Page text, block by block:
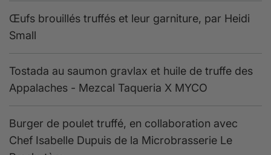
Œufs brouillés truffés et leur garniture, par Heidi
Small
Tostada au saumon gravlax et huile de truffe des
Appalaches - Mezcal Taqueria X MYCO
Burger de poulet truffé, en collaboration avec
Chef Isabelle Dupuis de la Microbrasserie Le